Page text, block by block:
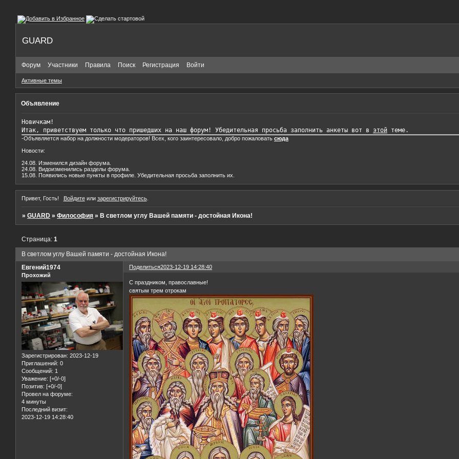
GUARD
Форум Участники Правила Поиск Регистрация Войти
Активные темы
Объявление
Новичкам!
Итак, приветствуем только что пришедших на наш форум! Убедительная просьба заполнить анкеты вот в этой
-Объявляется набор на должности модераторов! Всех, кого заинтересовало, добро пожаловать сюда
Новости:
24.08. Изменился дизайн форума.
24.08. Видоизменились разделы форума.
15.08. Появились новые пункты в профиле. Убедительная просьба заполнить их.
Привет, Гость! Войдитеили зарегистрируйтесь.
»GUARD »Философия » В светлом углу Вашей памяти - достойная Икона!
В светлом углу Вашей памяти - достойная Икона!
Страница:1
Поделиться2023-12-19 14:28:40
Евгений1974
Прохожий
Зарегистрирован: 2023-12-19
Приглашений: 0
Сообщений: 1
Уважение: [+0/-0]
Позитив: [+0/-0]
Провел на форуме:
4 минуты
Последний визит:
2023-12-19 14:28:40
С праздником, православные!
святым трем отрокам